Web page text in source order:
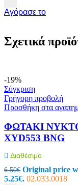
Αγόρασε το
Σχετικά
-19%
Σύγκριση
Γρήγορη προβολή
Προσθήκη στα
ΦΩΤΑΚΙ
XYD553 BNG
Διαθέσιμο
6.50€ Original price
5.25€. 02.033.0018